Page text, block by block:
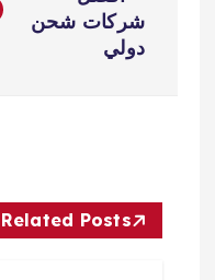
شركات شحن
دولي
Related Posts